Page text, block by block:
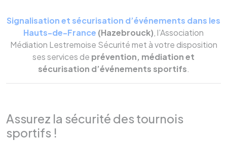
Signalisation et sécurisation d’événements dans les
Hauts-de-France (Hazebrouck), l’Association
Médiation Lestremoise Sécurité met à votre disposition
ses services de prévention, médiation et
sécurisation d’événements sportifs.
Assurez la sécurité des tournois
sportifs !